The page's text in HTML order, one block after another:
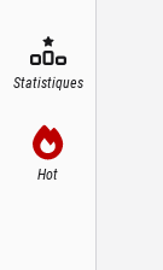
Statistiques
Hot